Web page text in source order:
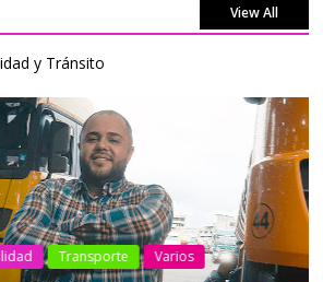
View All
y Tránsito
Transporte Varios